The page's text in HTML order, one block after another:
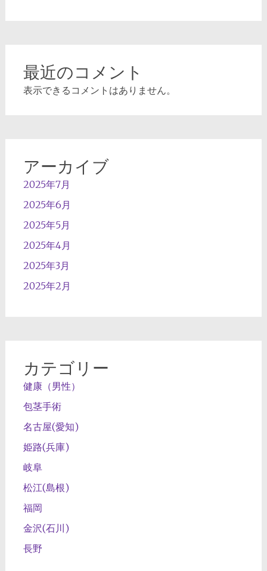
最近のコメント
表示できるコメントはありません。
アーカイブ
2025年7月
2025年6月
2025年5月
2025年4月
2025年3月
2025年2月
カテゴリー
健康（男性）
包茎手術
名古屋(愛知)
姫路(兵庫)
岐阜
松江(島根)
福岡
金沢(石川)
長野